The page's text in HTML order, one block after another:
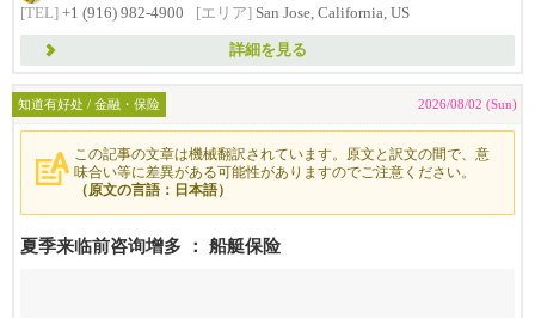
・家庭保险...
[TEL] +1 (916) 982-4900 [エリア] San Jose, California, US
詳細を見る
知道有好处 / 金融・保险 2026/08/02 (Sun)
この記事の文章は機械翻訳されています。原文と訳文の間で、意
味合い等に差異がある可能性がありますのでご注意ください。
（原文の言語：日本語）
夏季来临前咨询增多 ： 船艇保险